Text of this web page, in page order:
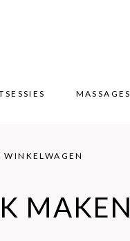
MASSAGES
WINKELWAGEN
MAKEN